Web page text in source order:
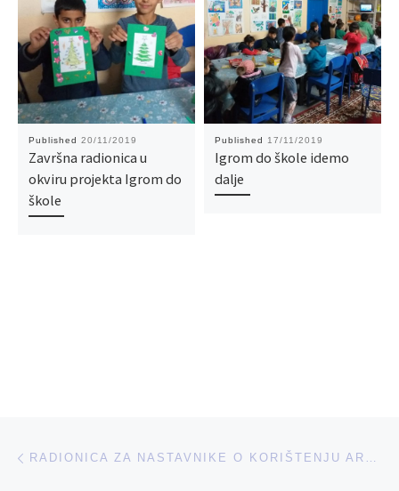
Published 20/11/2019
Završna radionica u
okviru projekta Igrom do
škole
Published 17/11/2019
Igrom do škole idemo
dalje
Post navigation RADIONICA ZA NASTAVNIKE O KORIŠTENJU ARHIVE TRIBUNALA I MEHANIZMA ZA MEĐUNARODNE KRIVIČNE SUDOVE U OBRAZOVANJU